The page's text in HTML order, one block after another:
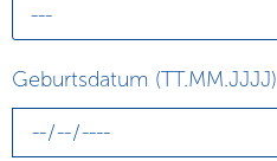
---
Geburtsdatum (TT.MM.JJJJ)